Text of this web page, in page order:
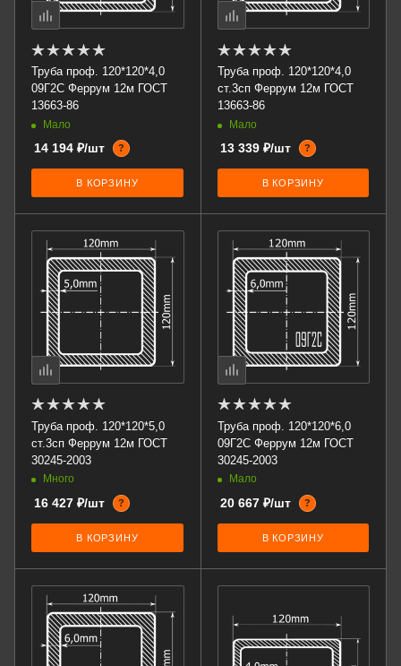
Труба проф. 120*120*4,0
09Г2С Феррум 12м ГОСТ
13663-86
Мало
14 194 ₽/шт ?
В КОРЗИНУ
Труба проф. 120*120*4,0
ст.3сп Феррум 12м ГОСТ
13663-86
Мало
13 339 ₽/шт ?
В КОРЗИНУ
Труба проф. 120*120*5,0
ст.3сп Феррум 12м ГОСТ
30245-2003
Много
16 427 ₽/шт ?
В КОРЗИНУ
Труба проф. 120*120*6,0
09Г2С Феррум 12м ГОСТ
30245-2003
Мало
20 667 ₽/шт ?
В КОРЗИНУ